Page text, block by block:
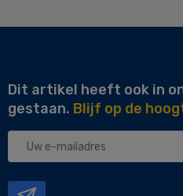
Dit artikel heeft ook in
gestaan. Blijf op de
Uw